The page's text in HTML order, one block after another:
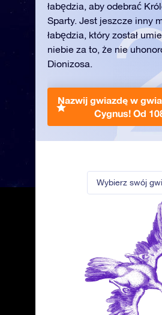
Wybierz swój
łabędzia, aby odebrać
Sparty. Jest jeszcze inny
łabędzia, który został
niebie za to, że nie
Dionizosa.
Nazwij gwiazdę w
Cygnus! Od